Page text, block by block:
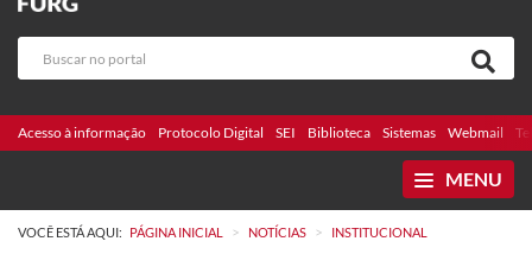
Acesso à informação Protocolo Digital SEI Biblioteca Sistemas Webmail
MENU
VOCÊ ESTÁ AQUI: PÁGINA INICIAL > NOTÍCIAS > INSTITUCIONAL